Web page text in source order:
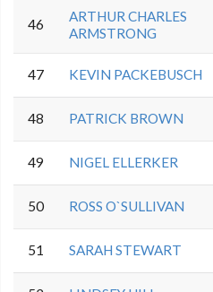
46
ARTHUR CHARLES
ARMSTRONG
47 KEVIN PACKEBUSCH
48 PATRICK BROWN
49 NIGEL ELLERKER
50 ROSS O`SULLIVAN
51 SARAH STEWART